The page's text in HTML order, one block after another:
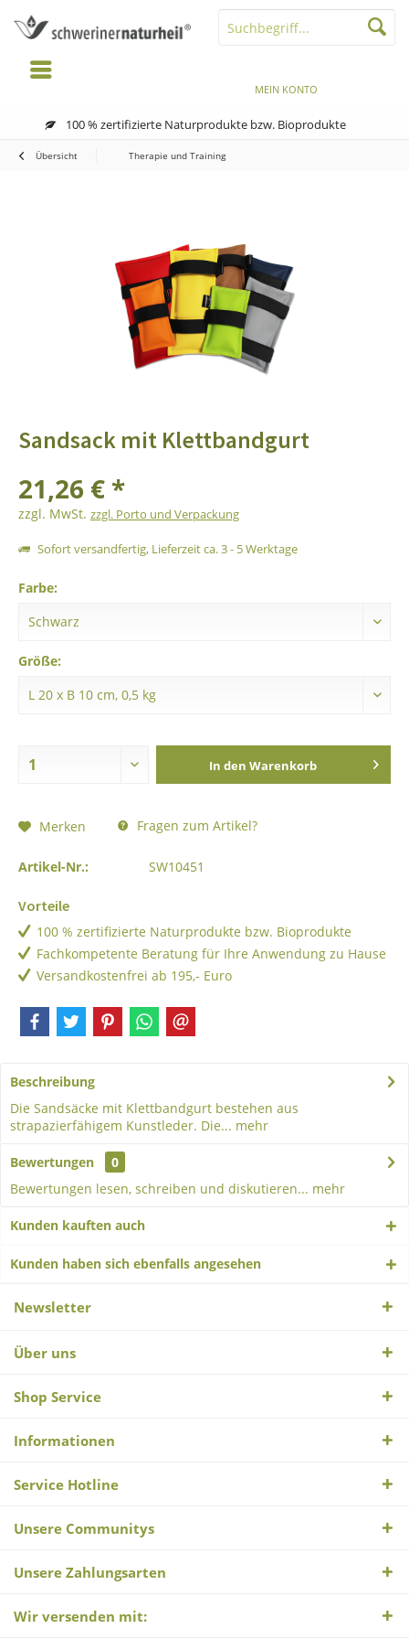
100 % zertifizierte Naturprodukte bzw. Bioprodukte
MEIN KONTO
Übersicht Therapie und Training
Sandsack mit Klettbandgurt
21,26 € *
zzgl. MwSt. zzgl. Porto und Verpackung
Sofort versandfertig, Lieferzeit ca. 3 - 5 Werktage
Farbe:
Größe:
In den Warenkorb
Merken Fragen zum Artikel?
Artikel-Nr.: SW10451
Vorteile
100 % zertifizierte Naturprodukte bzw. Bioprodukte
Fachkompetente Beratung für Ihre Anwendung zu Hause
Versandkostenfrei ab 195,- Euro
Beschreibung
Die Sandsäcke mit Klettbandgurt bestehen aus
strapazierfähigem Kunstleder. Die... mehr
Bewertungen
0
Bewertungen lesen, schreiben und diskutieren... mehr
Kunden kauften auch
Kunden haben sich ebenfalls angesehen
Newsletter
Über uns
Shop Service
Informationen
Service Hotline
Unsere Communitys
Unsere Zahlungsarten
Wir versenden mit: